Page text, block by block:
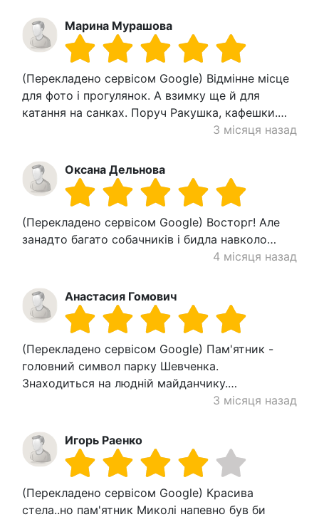
Марина Мурашова
(Перекладено сервісом Google) Відмінне місце
для фото і прогулянок. А взимку ще й для
катання на санках. Поруч Ракушка, кафешки.…
3 місяця назад
Оксана Дельнова
(Перекладено сервісом Google) Восторг! Але
занадто багато собачників і бидла навколо…
4 місяця назад
Анастасия Гомович
(Перекладено сервісом Google) Пам'ятник -
головний символ парку Шевченка.
Знаходиться на людній майданчику.…
3 місяця назад
Игорь Раенко
(Перекладено сервісом Google) Красива
стела..но пам'ятник Миколі напевно був би